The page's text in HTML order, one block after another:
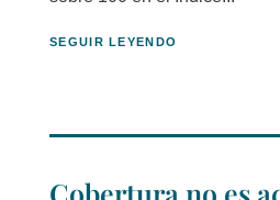
SEGUIR LEYENDO
Cobertura no es